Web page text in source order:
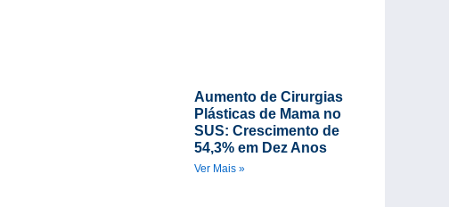
Aumento de Cirurgias
Plásticas de Mama no
SUS: Crescimento de
54,3% em Dez Anos
Ver Mais »